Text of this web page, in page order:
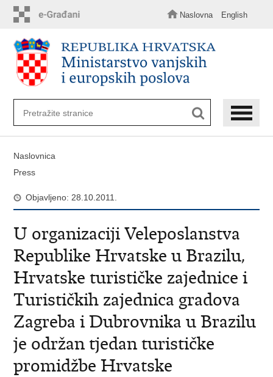
sadržaj
Naslovna English
Naslovnica
Press
Objavljeno: 28.10.2011.
U organizaciji Veleposlanstva
Republike Hrvatske u Brazilu,
Hrvatske turističke zajednice i
Turističkih zajednica gradova
Zagreba i Dubrovnika u Brazilu
je održan tjedan turističke
promidžbe Hrvatske